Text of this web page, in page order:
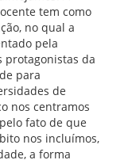
tem como
no qual a
pela
protagonistas da
para
de
nos centramos
fato de que
nos incluímos,
a forma